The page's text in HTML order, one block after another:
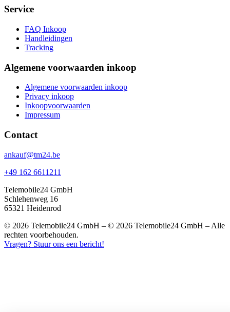
Service
FAQ Inkoop
Handleidingen
Tracking
Algemene voorwaarden inkoop
Algemene voorwaarden inkoop
Privacy inkoop
Inkoopvoorwaarden
Impressum
Contact
ankauf@tm24.be
+49 162 6611211
Telemobile24 GmbH
Schlehenweg 16
65321 Heidenrod
© 2026 Telemobile24 GmbH – © 2026 Telemobile24 GmbH – Alle
rechten voorbehouden.
Vragen? Stuur ons een bericht!